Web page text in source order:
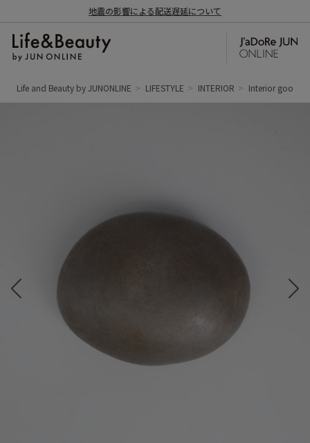
地震の影響による配送遅延について
Life and Beauty by JUNONLINE LIFESTYLE INTERIOR Interior goods